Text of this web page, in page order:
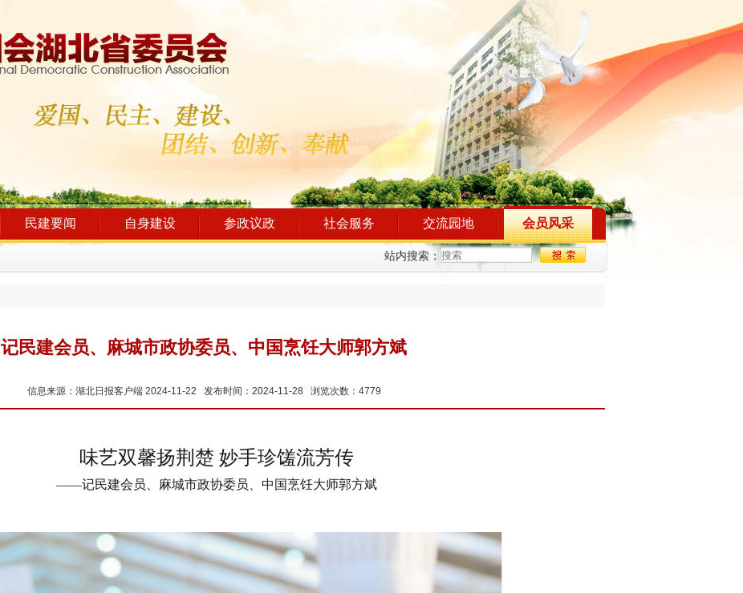
民建要闻 自身建设 参政议政 社会服务 交流园地 会员风采
站内搜索：
记民建会员、麻城市政协委员、中国烹饪大师郭方斌
信息来源：湖北日报客户端 2024-11-22 发布时间：2024-11-28 浏览次数：4779
味艺双馨扬荆楚 妙手珍馐流芳传
——记民建会员、麻城市政协委员、中国烹饪大师郭方斌